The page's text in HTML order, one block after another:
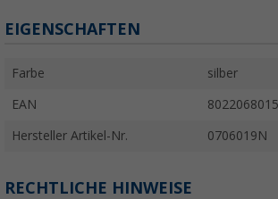
EIGENSCHAFTEN
Farbe silber
EAN
Hersteller Artikel-Nr. 0706019N
RECHTLICHE HINWEISE